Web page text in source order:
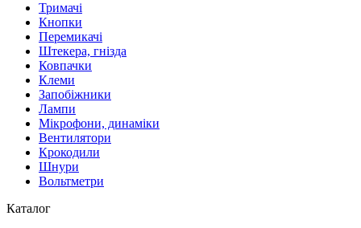
Тримачі
Кнопки
Перемикачі
Штекера, гнізда
Ковпачки
Клеми
Запобіжники
Лампи
Мікрофони, динаміки
Вентилятори
Крокодили
Шнури
Вольтметри
Каталог